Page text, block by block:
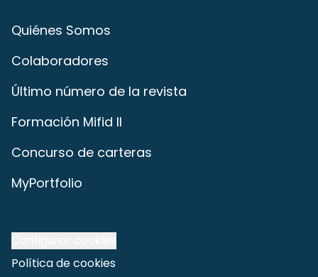
Quiénes Somos
Colaboradores
Último número de la revista
Formación Mifid II
Concurso de carteras
MyPortfolio
Política de cookies